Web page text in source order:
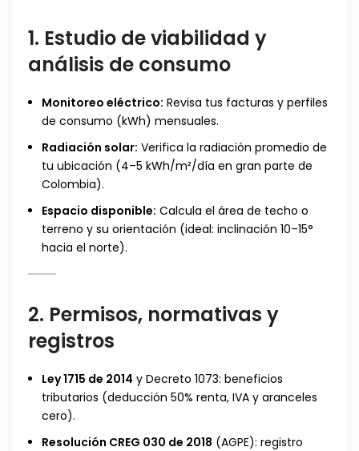
1. Estudio de viabilidad y
análisis de consumo
Monitoreo eléctrico: Revisa tus facturas y perfiles
de consumo (kWh) mensuales.
Radiación solar: Verifica la radiación promedio de
tu ubicación (4–5 kWh/m²/día en gran parte de
Colombia).
Espacio disponible: Calcula el área de techo o
terreno y su orientación (ideal: inclinación 10–15°
hacia el norte).
2. Permisos, normativas y
registros
Ley 1715 de 2014 y Decreto 1073: beneficios
tributarios (deducción 50% renta, IVA y aranceles
cero).
Resolución CREG 030 de 2018 (AGPE): registro